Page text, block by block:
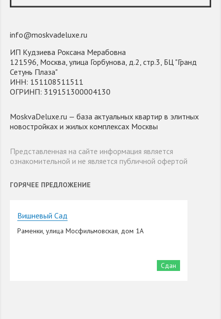
info@moskvadeluxe.ru
ИП Кудзиева Роксана Мерабовна
121596, Москва, улица Горбунова, д.2, стр.3, БЦ "Гранд
Сетунь Плаза"
ИНН: 151108511511
ОГРИНП: 319151300004130
MoskvaDeluxe.ru — база актуальных квартир в элитных
новостройках и жилых комплексах Москвы
Представленная на сайте информация является
ознакомительной и не является публичной офертой
ГОРЯЧЕЕ ПРЕДЛОЖЕНИЕ
Вишневый Сад
Раменки, улица Мосфильмовская, дом 1А
Сдан